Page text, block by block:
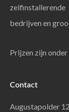
zelfinstallerende
bedrijven en
Prijzen zijn
Contact
Augustapolder 12